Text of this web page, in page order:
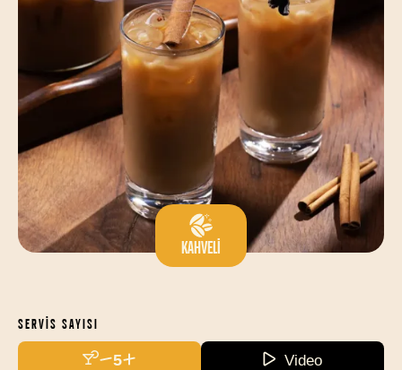
KAHVELI
SERVIS SAYISI
5 Video